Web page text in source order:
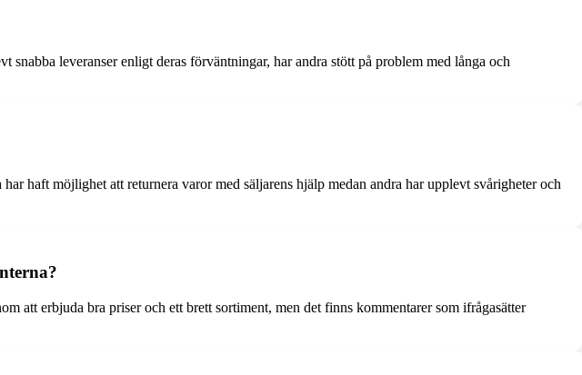
leveranser enligt deras förväntningar, har andra stött på problem med långa och
haft möjlighet att returnera varor med säljarens hjälp medan andra har upplevt svårigheter och
att erbjuda bra priser och ett brett sortiment, men det finns kommentarer som ifrågasätter